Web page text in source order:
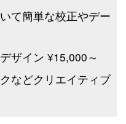
て簡単な校正やデー
ザイン ¥15,000～
などクリエイティブ